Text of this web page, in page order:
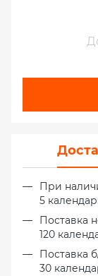
При
5
Поставка
120
Поставка
30